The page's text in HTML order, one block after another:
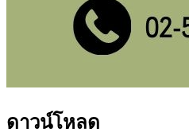
ดาวน์โหลด